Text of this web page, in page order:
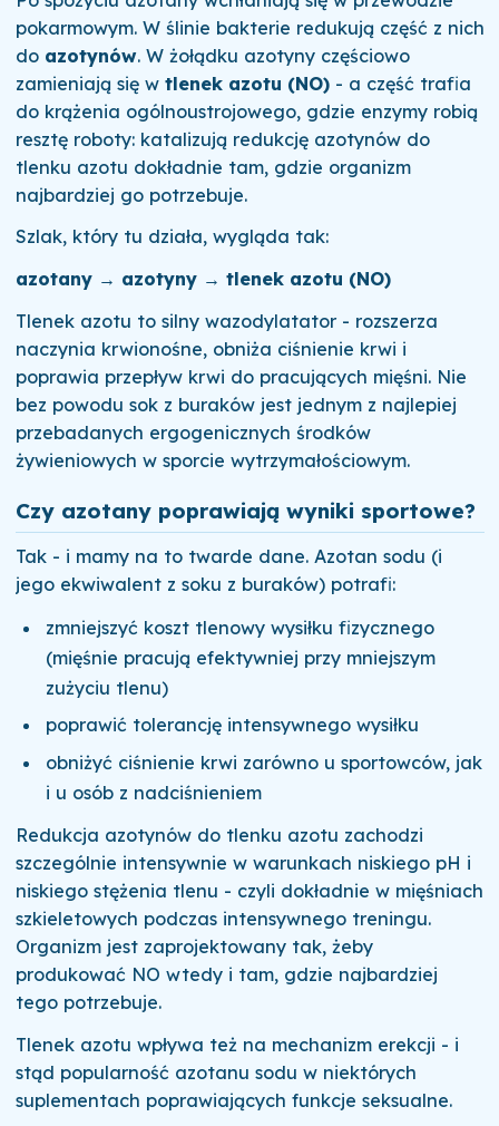
pokarmowym. W ślinie bakterie redukują część z nich
do azotynów. W żołądku azotyny częściowo
zamieniają się w tlenek azotu (NO)- a część trafia
do krążenia ogólnoustrojowego, gdzie enzymy robią
resztę roboty: katalizują redukcję azotynów do
tlenku azotu dokładnie tam, gdzie organizm
najbardziej go potrzebuje.
Szlak, który tu działa, wygląda tak:
azotany → azotyny → tlenek azotu (NO)
Tlenek azotu to silny wazodylatator - rozszerza
naczynia krwionośne, obniża ciśnienie krwi i
poprawia przepływ krwi do pracujących mięśni. Nie
bez powodu sok z buraków jest jednym z najlepiej
przebadanych ergogenicznych środków
żywieniowych w sporcie wytrzymałościowym.
Czy azotany poprawiają wyniki sportowe?
Tak - i mamy na to twarde dane. Azotan sodu (i
jego ekwiwalent z soku z buraków) potrafi:
zmniejszyć koszt tlenowy wysiłku fizycznego
(mięśnie pracują efektywniej przy mniejszym
zużyciu tlenu)
poprawić tolerancję intensywnego wysiłku
obniżyć ciśnienie krwi zarówno u sportowców, jak
i u osób z nadciśnieniem
Redukcja azotynów do tlenku azotu zachodzi
szczególnie intensywnie w warunkach niskiego pH i
niskiego stężenia tlenu - czyli dokładnie w mięśniach
szkieletowych podczas intensywnego treningu.
Organizm jest zaprojektowany tak, żeby
produkować NO wtedy i tam, gdzie najbardziej
tego potrzebuje.
Tlenek azotu wpływa też na mechanizm erekcji - i
stąd popularność azotanu sodu w niektórych
suplementach poprawiających funkcje seksualne.